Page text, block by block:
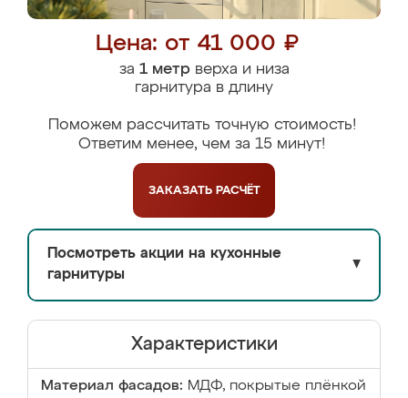
Цена: от 41 000 ₽
за 1 метрверха и низа
гарнитура в длину
Поможем рассчитать точную стоимость!
Ответим менее, чем за 15 минут!
ЗАКАЗАТЬ РАСЧЁТ
Посмотреть акции на кухонные
гарнитуры
▼
Характеристики
Материал фасадов: МДФ, покрытые плёнкой